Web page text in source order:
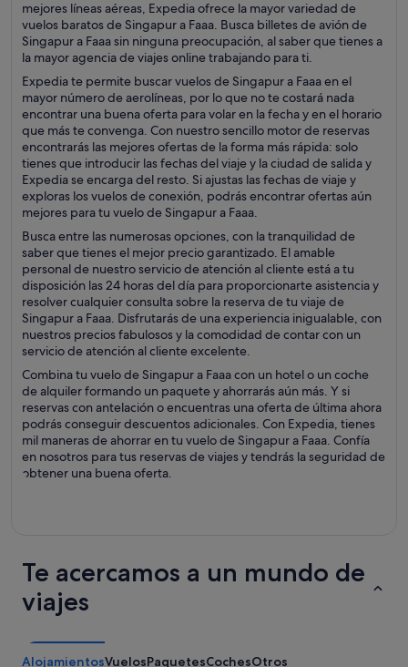
mejores líneas aéreas, Expedia ofrece la mayor variedad de
vuelos baratos de Singapur a Faaa. Busca billetes de avión de
Singapur a Faaa sin ninguna preocupación, al saber que tienes a
la mayor agencia de viajes online trabajando para ti.
Expedia te permite buscar vuelos de Singapur a Faaa en el
mayor número de aerolíneas, por lo que no te costará nada
encontrar una buena oferta para volar en la fecha y en el horario
que más te convenga. Con nuestro sencillo motor de reservas
encontrarás las mejores ofertas de la forma más rápida: solo
tienes que introducir las fechas del viaje y la ciudad de salida y
Expedia se encarga del resto. Si ajustas las fechas de viaje y
exploras los vuelos de conexión, podrás encontrar ofertas aún
mejores para tu vuelo de Singapur a Faaa.
Busca entre las numerosas opciones, con la tranquilidad de
saber que tienes el mejor precio garantizado. El amable
personal de nuestro servicio de atención al cliente está a tu
disposición las 24 horas del día para proporcionarte asistencia y
resolver cualquier consulta sobre la reserva de tu viaje de
Singapur a Faaa. Disfrutarás de una experiencia inigualable, con
nuestros precios fabulosos y la comodidad de contar con un
servicio de atención al cliente excelente.
Combina tu vuelo de Singapur a Faaa con un hotel o un coche
de alquiler formando un paquete y ahorrarás aún más. Y si
reservas con antelación o encuentras una oferta de última ahora
podrás conseguir descuentos adicionales. Con Expedia, tienes
mil maneras de ahorrar en tu vuelo de Singapur a Faaa. Confía
en nosotros para tus reservas de viajes y tendrás la seguridad de
obtener una buena oferta.
Te acercamos a un mundo de
viajes
AlojamientosVuelosPaquetesCochesOtros